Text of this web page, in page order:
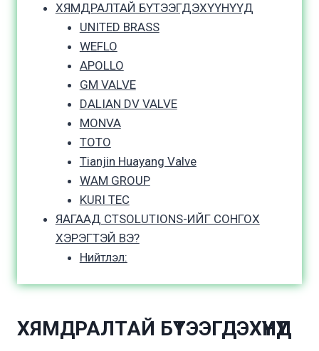
ХЯМДРАЛТАЙ БҮТЭЭГДЭХҮҮНҮҮД
UNITED BRASS
WEFLO
APOLLO
GM VALVE
DALIAN DV VALVE
MONVA
TOTO
Tianjin Huayang Valve
WAM GROUP
KURI TEC
ЯАГААД CTSOLUTIONS-ИЙГ СОНГОХ
ХЭРЭГТЭЙ ВЭ?
Нийтлэл:
ХЯМДРАЛТАЙ БҮТЭЭГДЭХҮҮНҮҮД